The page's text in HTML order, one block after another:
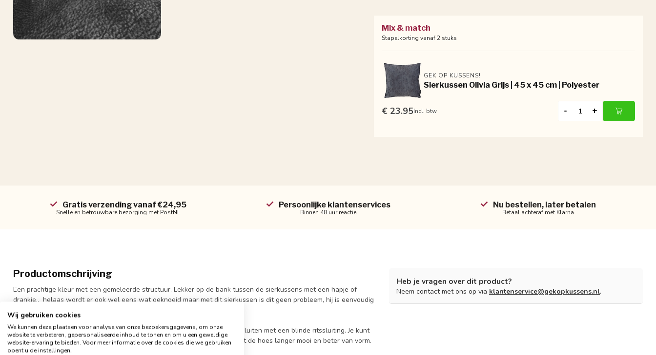
Mix & match
Stapelkorting vanaf 2 stuks
GEK OP KUSSENS!
Sierkussen Olivia Grijs | 45 x 45 cm | Polyester
€ 23.95Incl. btw - +
Gratis verzending vanaf €24,95
Snelle en betrouwbare bezorging met PostNL
Persoonlijke klantenservices
Binnen 48 uur reactie
Nu bestellen, later betalen
Betaal achteraf met Klarna
Productomschrijving
Een prachtige kleur met een gemeleerde structuur. Lekker op de bank tussen de sierkussens met een hapje of
drankje.. helaas wordt er ook wel eens wat geknoeid maar met dit sierkussen is dit geen probleem, hij is eenvoudig
te reinigen en waterafstotend.
Deze kussenhoes is 'water repellent' ook wel waterafstotend en is af te sluiten met een blinde ritssluiting. Je kunt
de hoes het beste op een milde manier (liefst op de hand) wassen, zo blijft de hoes langer mooi en beter van vorm.
Heb je vragen over dit product?
Neem contact met ons op via klantenservice@gekopkussens.nl.
Wij gebruiken cookies
We kunnen deze plaatsen voor analyse van onze bezoekersgegevens, om onze
website te verbeteren, gepersonaliseerde inhoud te tonen en om u een geweldige
website-ervaring te bieden. Voor meer informatie over de cookies die we gebruiken
opent u de instellingen.